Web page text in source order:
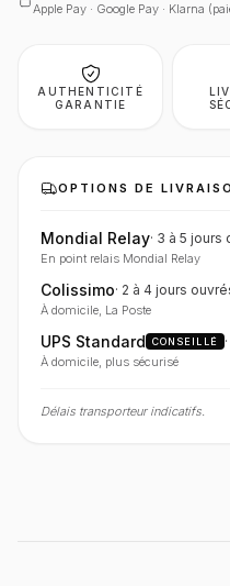
Apple Pay · Google Pay · Klarna
AUTHENTICITÉ
GARANTIE
OPTIONS DE
Mondial Relay· 3 à 5 jours
En point relais Mondial Relay
Colissimo· 2 à 4 jours
À domicile, La Poste
UPS Standard CONSEILLÉ ·
À domicile, plus sécurisé
Délais transporteur indicatifs.